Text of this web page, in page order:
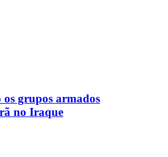
os grupos armados
no Iraque